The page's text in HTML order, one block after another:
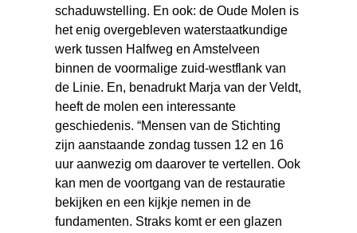
schaduwstelling. En ook: de Oude Molen is
het enig overgebleven waterstaatkundige
werk tussen Halfweg en Amstelveen
binnen de voormalige zuid-westflank van
de Linie. En, benadrukt Marja van der Veldt,
heeft de molen een interessante
geschiedenis. “Mensen van de Stichting
zijn aanstaande zondag tussen 12 en 16
uur aanwezig om daarover te vertellen. Ook
kan men de voortgang van de restauratie
bekijken en een kijkje nemen in de
fundamenten. Straks komt er een glazen